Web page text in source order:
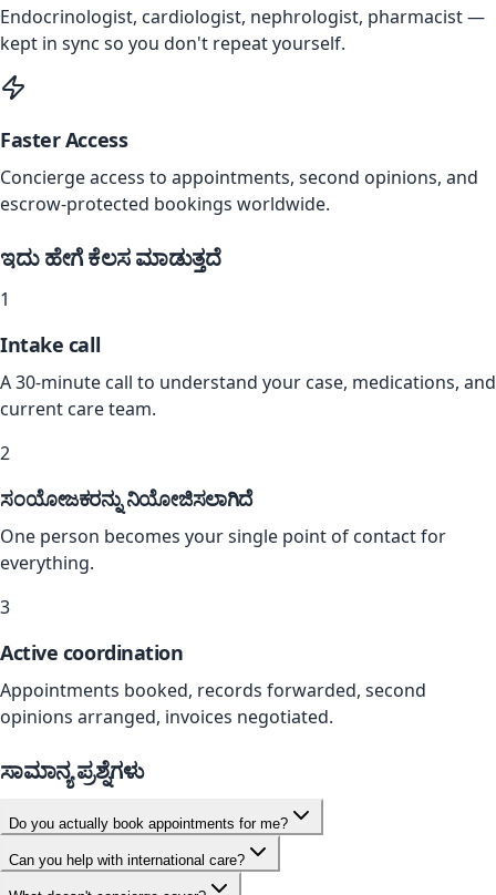
Endocrinologist, cardiologist, nephrologist, pharmacist —
kept in sync so you don't repeat yourself.
Faster Access
Concierge access to appointments, second opinions, and
escrow-protected bookings worldwide.
ಇದು ಹೇಗೆ ಕೆಲಸ ಮಾಡುತ್ತದೆ
1
Intake call
A 30-minute call to understand your case, medications, and
current care team.
2
ಸಂಯೋಜಕರನ್ನು ನಿಯೋಜಿಸಲಾಗಿದೆ
One person becomes your single point of contact for
everything.
3
Active coordination
Appointments booked, records forwarded, second
opinions arranged, invoices negotiated.
ಸಾಮಾನ್ಯ ಪ್ರಶ್ನೆಗಳು
Do you actually book appointments for me?
Can you help with international care?